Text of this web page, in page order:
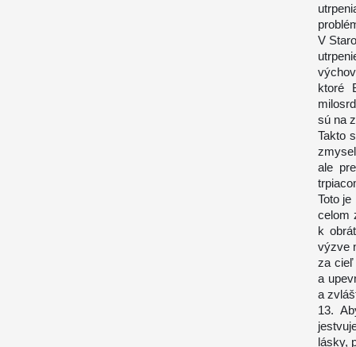
V
ktoré
sú na
Takto
ale
Toto
celom
k
výzve
za cieľ
a
a
13.
lásky,